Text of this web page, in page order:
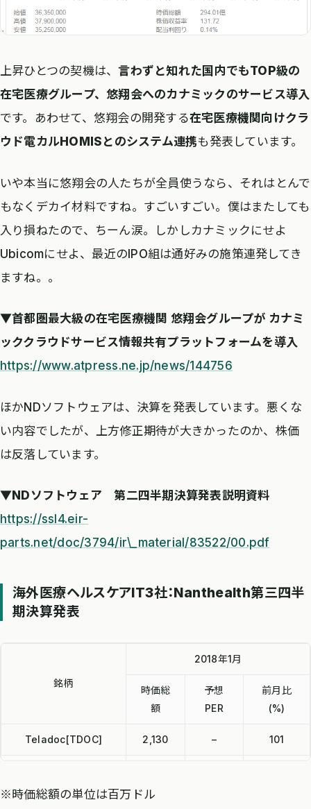
上昇ひとつの契機は、言わずと知れた国内でもTOP級の
在宅医療グループ、悠翔会へのカナミックのサービス導入
です。あわせて、悠翔会の開発する在宅医療機関向けクラ
ウド電カルHOMISとのシステム連携も発表しています。
いや本当に悠翔会の人たちが全員使うなら、それはとんで
もなくデカイ材料ですね。すごいすごい。僕はまたしても
入り損ねたので、ちーん涙。しかしカナミックにせよ
Ubicomにせよ、最近のIPO組は通好みの施策連発してき
ますね。。
▼首都圏最大級の在宅医療機関 悠翔会グループが カナミ
ッククラウドサービス情報共有プラットフォームを導入
https://www.atpress.ne.jp/news/144756
ほかNDソフトウェアは、決算を発表しています。悪くな
い内容でしたが、上方修正期待が大きかったのか、株価
は反落しています。
▼NDソフトウェア 第二四半期決算発表説明資料
https://ssl4.eir-
parts.net/doc/3794/ir\_material/83522/00.pdf
海外医療ヘルスケアIT3社：Nanthealth第三四半
期決算発表
銘柄
2018年1月
時価総
額
予想
PER
前月比
(%)
Teladoc[TDOC] 2,130 – 101
NantHealth[NH] 330
※時価総額の単位は百万ドル